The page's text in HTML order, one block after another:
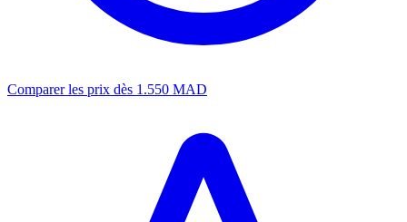
Comparer les prix dès 1.550 MAD